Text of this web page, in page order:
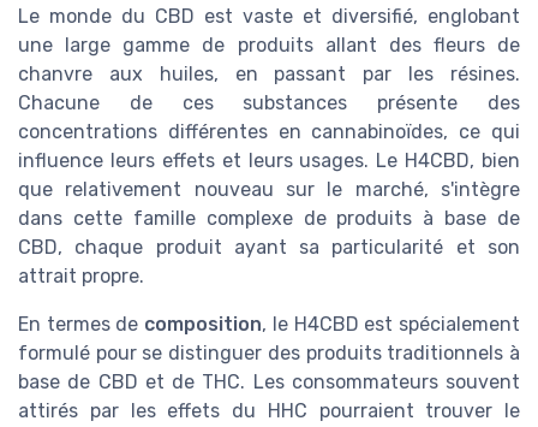
Le monde du CBD est vaste et diversifié, englobant
une large gamme de produits allant des fleurs de
chanvre aux huiles, en passant par les résines.
Chacune de ces substances présente des
concentrations différentes en cannabinoïdes, ce qui
influence leurs effets et leurs usages. Le H4CBD, bien
que relativement nouveau sur le marché, s'intègre
dans cette famille complexe de produits à base de
CBD, chaque produit ayant sa particularité et son
attrait propre.
En termes de composition, le H4CBD est spécialement
formulé pour se distinguer des produits traditionnels à
base de CBD et de THC. Les consommateurs souvent
attirés par les effets du HHC pourraient trouver le